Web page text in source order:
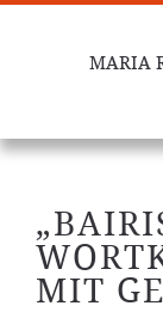
MARIA
MIT